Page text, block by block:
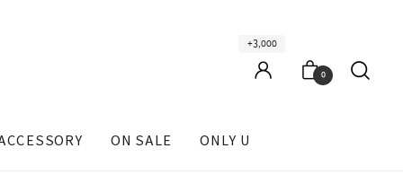
+3,000
0
ON SALE ONLY U